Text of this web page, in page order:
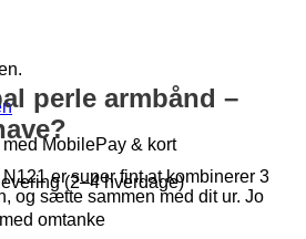
MobilePay & kort
(2–4 hverdage)
omtanke
perle armbånd –
er super fint at kombinerer 3
og sætte sammen med dit ur. Jo